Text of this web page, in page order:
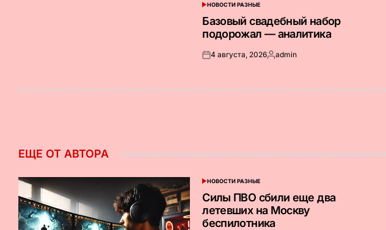
ОПУБЛИКОВАНО
В
НОВОСТИ РАЗНЫЕ
Базовый свадебный набор
подорожал — аналитика
Опубликовано
4 августа, 2026Запись
admin
ЕЩЕ ОТ АВТОРА
ОПУБЛИКОВАНО
НОВОСТИ РАЗНЫЕ
Силы ПВО сбили еще два
летевших на Москву
беспилотника